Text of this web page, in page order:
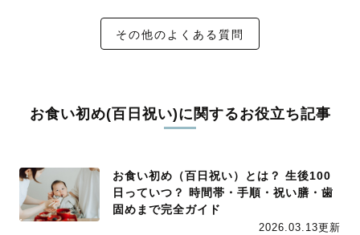
その他のよくある質問
お食い初め(百日祝い)に関するお役立ち記事
お食い初め（百日祝い）とは？ 生後100
日っていつ？ 時間帯・手順・祝い膳・歯
固めまで完全ガイド
2026.03.13更新